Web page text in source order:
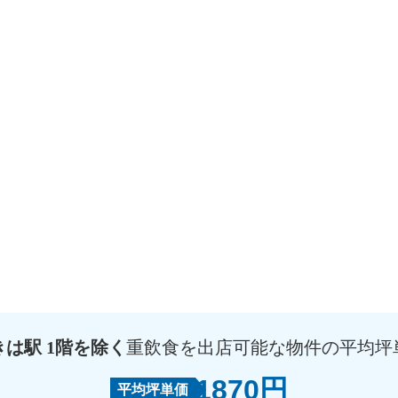
は駅 1階を除く 重飲食を出店可能な物件の平均坪
平均坪単価 1870円